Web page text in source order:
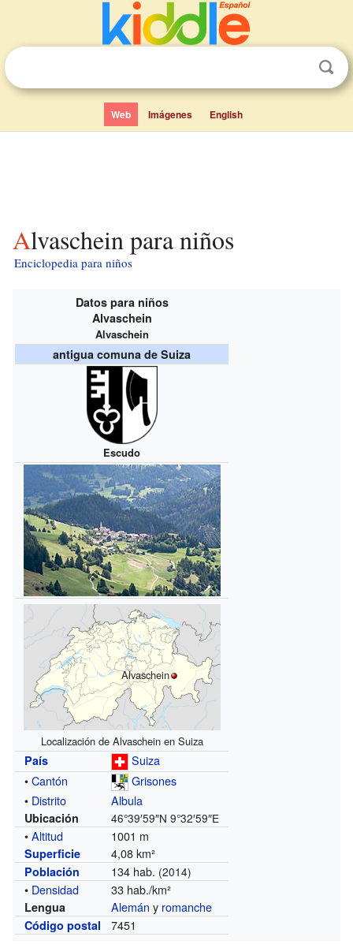
Web Imágenes English
Alvaschein para niños
Enciclopedia para niños
Datos para niños
Alvaschein
Alvaschein
antigua comuna de Suiza
Escudo
Alvaschein
Localización de Alvaschein en Suiza
País
Suiza
•Cantón
Grisones
• Distrito Albula
Ubicación 46°39′59″N 9°32′59″E
•Altitud 1001 m
Superficie 4,08 km²
Población 134 hab. (2014)
• Densidad 33 hab./km²
Lengua Alemán y romanche
Código postal 7451